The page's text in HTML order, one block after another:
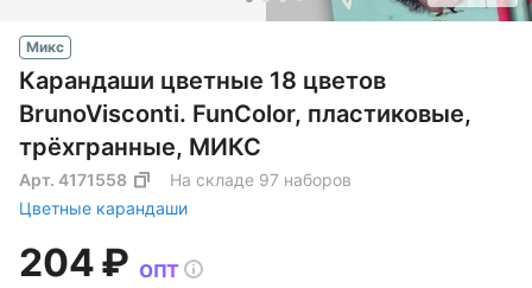
Микс
Карандаши цветные 18 цветов
BrunoVisconti. FunColor, пластиковые,
трёхгранные, МИКС
Арт. 4171558
На складе 97 наборов
Цветные карандаши
204 ₽ опт